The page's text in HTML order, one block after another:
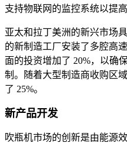
支持物联网的监控系统以提高
亚太和拉丁美洲的新兴市场
的新制造工厂安装了多腔高
面的投资增加了 20%，以确
制。随着大型制造商收购区
了 25%。
新产品开发
吹瓶机市场的创新是由能源